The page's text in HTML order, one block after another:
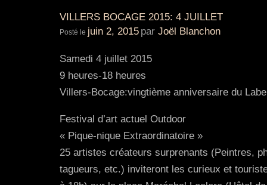
VILLERS BOCAGE 2015: 4 JUILLET
Posté le juin 2, 2015 par Joël Blanchon
Samedi 4 juillet 2015
9 heures-18 heures
Villers-Bocage:vingtième anniversaire du
Festival d’art actuel Outdoor
« Pique-nique Extraordinatoire »
25 artistes créateurs surprenants (Peintres,
tagueurs, etc.) inviteront les curieux et